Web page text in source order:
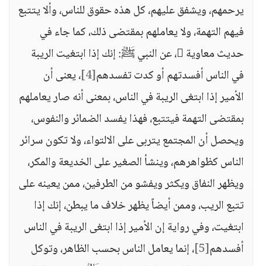
يرحمهم، ويشفق عليهم، كل هذه حقوق للناس، وألا يتتبع
فيهم التهمة، ولا يعاملهم بمقتضى ذلك، كما جاء في
حديث معاوية ، عن النبي ﷺ: إنك إذا ابتغيت الريبة
في الناس أفسدتهم أو كدت تفسدهم[4] ، يعنى أن
الأمير إذا ابتغى الريبة في الناس، بمعنى أنه صار يعاملهم
بمقتضى التهمة فيتتبع، فهذا يفسد الضمائر والنفوس،
ويحصل أن المجتمع يتربى على الالتواء، ولا تكون سرائر
الناس كظواهرهم، وينشأ الصغير على الخديعة والمكر،
ويظهر النفاق ويكثر ويفشو من الطرفين، ممن يعينه على
تتبع الريب، وممن أيضاً يظهر خلاف ما يبطن، إنك إذا
ابتغيت، وفي رواية إن الأمير إذا ابتغى الريبة في الناس
أفسدهم[5] ، إنما يعامل الناس بحسب الظاهر، وتوكل